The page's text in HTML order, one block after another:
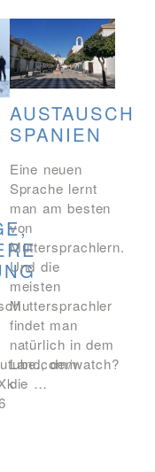
Wettkämpfe
watch?
AUSTAUSCH
SPANIEN
Eine neuen
Sprache lernt
man am besten
von
Muttersprachlern.
Und die
meisten
Muttersprachler
findet man
natürlich in dem
Land, dem
die …